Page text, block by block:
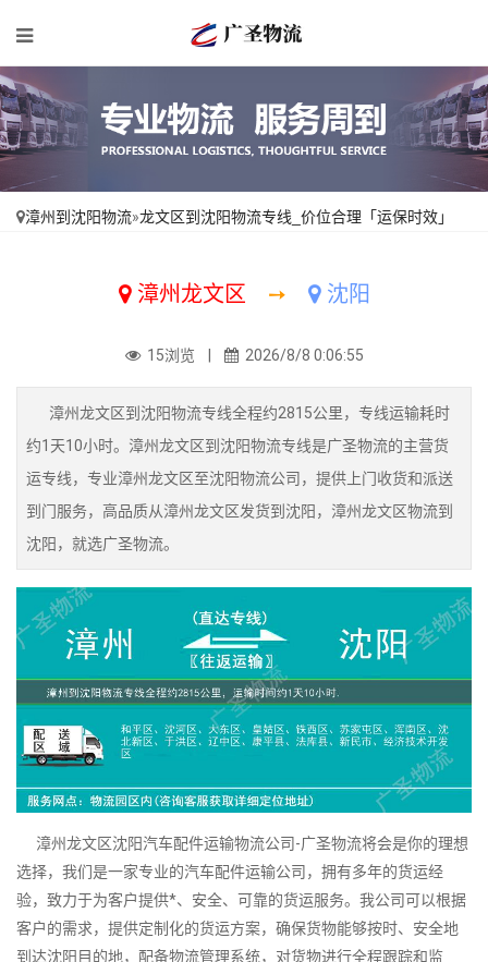
漳州到沈阳物流»龙文区到沈阳物流专线_价位合理「运保时效」
漳州龙文区 ➙ 沈阳
15浏览 | 2026/8/8 0:06:55
漳州龙文区到沈阳物流专线全程约2815公里，专线运输耗时
约1天10小时。漳州龙文区到沈阳物流专线是广圣物流的主营货
运专线，专业漳州龙文区至沈阳物流公司，提供上门收货和派送
到门服务，高品质从漳州龙文区发货到沈阳，漳州龙文区物流到
沈阳，就选广圣物流。
漳州龙文区沈阳汽车配件运输物流公司-广圣物流将会是你的理想
选择，我们是一家专业的汽车配件运输公司，拥有多年的货运经
验，致力于为客户提供*、安全、可靠的货运服务。我公司可以根据
客户的需求，提供定制化的货运方案，确保货物能够按时、安全地
到达沈阳目的地，配备物流管理系统，对货物进行全程跟踪和监